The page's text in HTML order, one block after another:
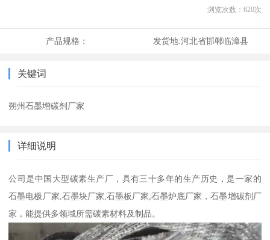
浏览次数： 620次
产品规格： 发货地:河北省邯郸临漳县
关键词
朔州石墨增碳剂厂家
详细说明
公司是中国大型碳素生产厂，具有三十多年的生产历史，是一家的
石墨电极厂家,石墨块厂家,石墨板厂家,石墨炉底厂家，石墨增碳剂厂
家，能提供多领域所需碳素材料及制品。